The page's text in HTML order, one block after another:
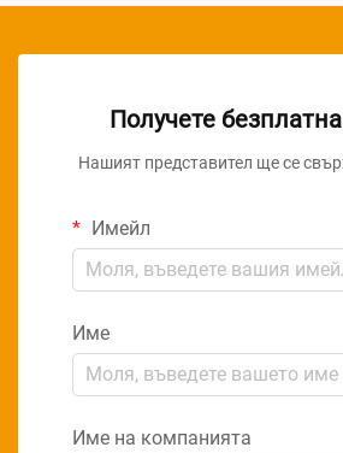
Получете
Нашият представител ще се
Имейл
Име
Име на компанията